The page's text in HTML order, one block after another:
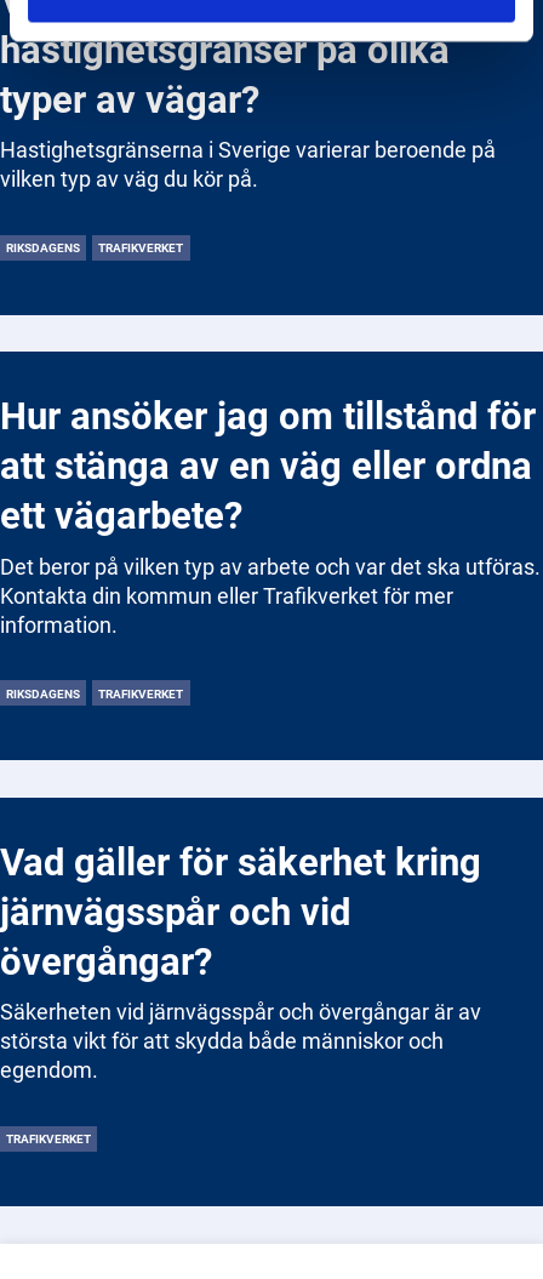
hastighetsgränser på olika
typer av vägar?
Hastighetsgränserna i Sverige varierar beroende på
vilken typ av väg du kör på.
RIKSDAGENS TRAFIKVERKET
Hur ansöker jag om tillstånd för
att stänga av en väg eller ordna
ett vägarbete?
Det beror på vilken typ av arbete och var det ska utföras.
Kontakta din kommun eller Trafikverket för mer
information.
RIKSDAGENS TRAFIKVERKET
Vad gäller för säkerhet kring
järnvägsspår och vid
övergångar?
Säkerheten vid järnvägsspår och övergångar är av
största vikt för att skydda både människor och
egendom.
TRAFIKVERKET